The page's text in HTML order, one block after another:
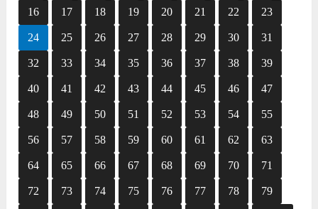
16 17 18 19 20 21 22 23
24 25 26 27 28 29 30 31
32 33 34 35 36 37 38 39
40 41 42 43 44 45 46 47
48 49 50 51 52 53 54 55
56 57 58 59 60 61 62 63
64 65 66 67 68 69 70 71
72 73 74 75 76 77 78 79